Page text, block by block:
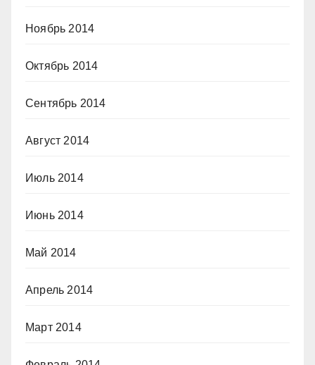
Ноябрь 2014
Октябрь 2014
Сентябрь 2014
Август 2014
Июль 2014
Июнь 2014
Май 2014
Апрель 2014
Март 2014